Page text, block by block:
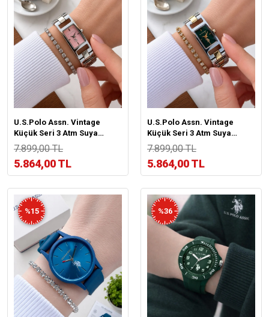
U.S.Polo Assn. Vintage
Küçük Seri 3 Atm Suya
Dayanıklı 2 Yıl Garantili
Kadın Kol Saati US2166.2
7.899,00 TL
5.864,00 TL
U.S.Polo Assn. Vintage
Küçük Seri 3 Atm Suya
Dayanıklı 2 Yıl Garantili
Kadın Kol Saati US2166.5
7.899,00 TL
5.864,00 TL
%15 %36